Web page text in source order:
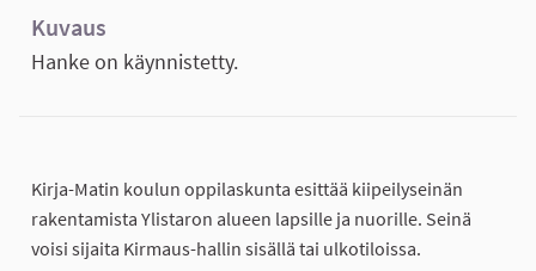
Kuvaus
Hanke on käynnistetty.
Kirja-Matin koulun oppilaskunta esittää kiipeilyseinän
rakentamista Ylistaron alueen lapsille ja nuorille. Seinä
voisi sijaita Kirmaus-hallin sisällä tai ulkotiloissa.